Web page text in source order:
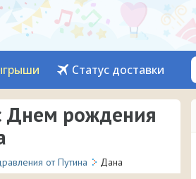
Статус доставки
Днем рождения
от Путина Дана